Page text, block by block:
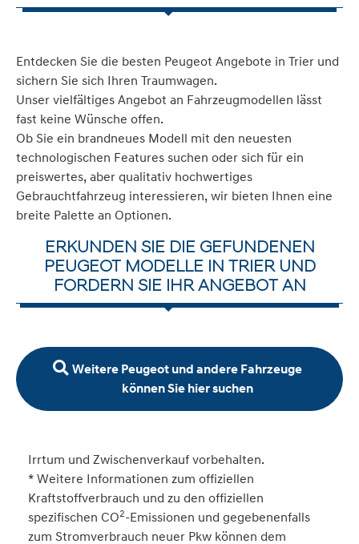
Entdecken Sie die besten Peugeot Angebote in Trier und
sichern Sie sich Ihren Traumwagen.
Unser vielfältiges Angebot an Fahrzeugmodellen lässt
fast keine Wünsche offen.
Ob Sie ein brandneues Modell mit den neuesten
technologischen Features suchen oder sich für ein
preiswertes, aber qualitativ hochwertiges
Gebrauchtfahrzeug interessieren, wir bieten Ihnen eine
breite Palette an Optionen.
ERKUNDEN SIE DIE GEFUNDENEN
PEUGEOT MODELLE IN TRIER UND
FORDERN SIE IHR ANGEBOT AN
Weitere Peugeot und andere Fahrzeuge
können Sie hier suchen
Irrtum und Zwischenverkauf vorbehalten.
* Weitere Informationen zum offiziellen
Kraftstoffverbrauch und zu den offiziellen
spezifischen CO2-Emissionen und gegebenenfalls
zum Stromverbrauch neuer Pkw können dem